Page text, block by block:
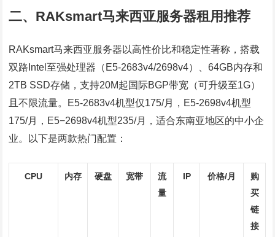
二、RAKsmart马来西亚服务器租用推荐
RAKsmart马来西亚服务器以高性价比和稳定性著称，搭载
双路Intel至强处理器（E5-2683v4/2698v4）、64GB内存和
2TB SSD存储，支持20M起国际BGP带宽（可升级至1G）
且不限流量。E5-2683v4机型仅175/月，E5-2698v4机型
175/月，E5−2698v4机型235/月，适合东南亚地区的中小企
业。以下是两款热门配置：
CPU 内存 硬盘 宽带
流
量
IP 价格/月
购
买
链
接